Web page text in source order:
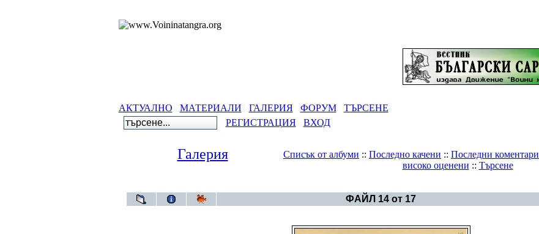
АКТУАЛНО МАТЕРИАЛИ ГАЛЕРИЯ ФОРУМ
ТЪРСЕНЕ
РЕГИСТРАЦИЯ
ВХОД
Галерия Списък от албуми :: Последно качени :: Последни коментари
високо оценени :: Търсене
ФАЙЛ 14 от 17